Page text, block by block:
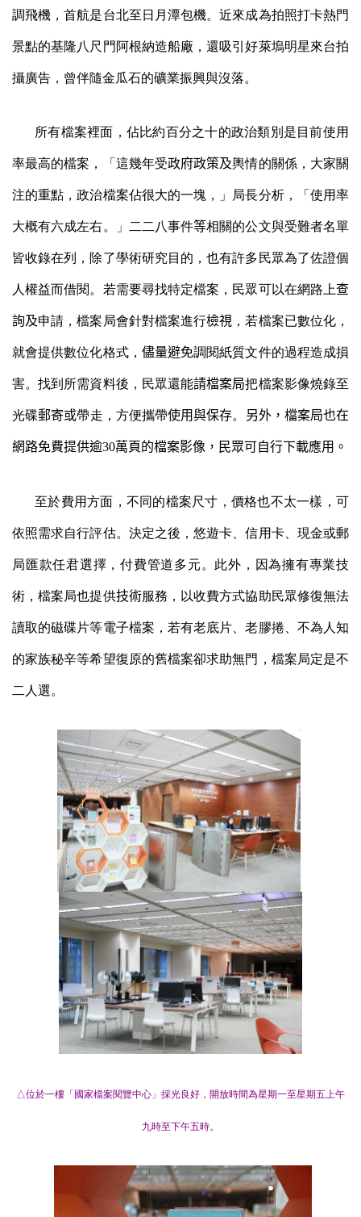
調飛機，首航是台北至日月潭包機。近來成為拍照打卡熱門
景點的基隆八尺門阿根納造船廠，還吸引好萊塢明星來台拍
攝廣告，曾伴隨金瓜石的礦業振興與沒落。
所有檔案裡面， 佔比約百分之十的政治類別是目前使用
率最高的檔案，「這幾年受政府政策及輿情的關係，大家關
注的重點，政治檔案佔很大的一塊，」局長分析，「使用率
大概有六成左右。」二二 八事件等相關的公文與受難者名單
皆收錄在列，除了學術研究目的，也有許多民眾為了佐證個
人權益而借閱。若需要尋找特定檔案，民眾可以在網路上查
詢及申請，檔案局會針對檔案進行檢視 ，若檔案已數位化，
就會提供數位化格式， 儘量避免調閱紙質文件的過程造成損
害。找到所需資料後，民眾還能請檔案局把檔案影像燒錄至
光碟郵寄或帶走，方便攜帶使用與保存。 另外，檔案局也在
網路免費提供逾30萬頁的檔案影像，民眾可自行下載應用。
至於費用方面，不同的檔案尺寸，價格也不太一樣，可
依照需求自行評估。決定之後，悠遊卡、信用卡、現金或郵
局匯款任君選擇，付費管道多元。此外，因為擁有專業技
術，檔案局也提供技術服務，以收費方式協助民眾修復無法
讀取的磁碟片等電子檔案，若有老底片、老膠捲、不為人知
的家族秘辛等希望復原的舊檔案卻求助無門，檔案局定是不
二人選。
△位於一樓「國家檔案閱覽中心」採光良好，開放時間為星期一至星期五上午
九時至下午五時。